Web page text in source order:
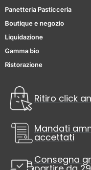
Panetteria Pasticceria
Boutique e negozio
Liquidazione
Gamma bio
Ristorazione
Ritiro click
Mandati
accettati
Consegna